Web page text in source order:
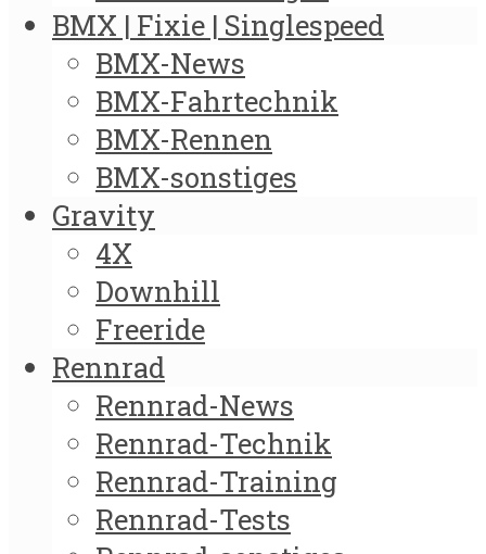
BMX | Fixie | Singlespeed
BMX-News
BMX-Fahrtechnik
BMX-Rennen
BMX-sonstiges
Gravity
4X
Downhill
Freeride
Rennrad
Rennrad-News
Rennrad-Technik
Rennrad-Training
Rennrad-Tests